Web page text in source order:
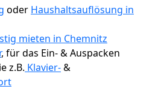
oder Haushaltsauflösung in
mieten in Chemnitz
, für das Ein- & Auspacken
z.B. Klavier-&